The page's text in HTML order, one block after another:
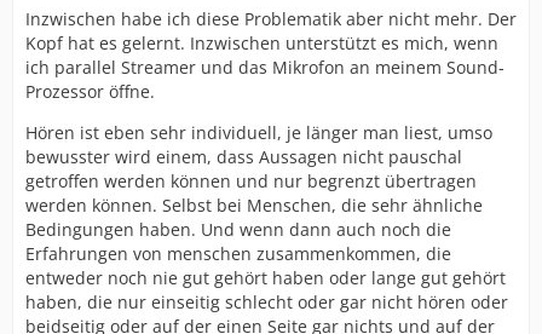
Inzwischen habe ich diese Problematik aber nicht mehr. Der
Kopf hat es gelernt. Inzwischen unterstützt es mich, wenn
ich parallel Streamer und das Mikrofon an meinem Sound-
Prozessor öffne.
Hören ist eben sehr individuell, je länger man liest, umso
bewusster wird einem, dass Aussagen nicht pauschal
getroffen werden können und nur begrenzt übertragen
werden können. Selbst bei Menschen, die sehr ähnliche
Bedingungen haben. Und wenn dann auch noch die
Erfahrungen von menschen zusammenkommen, die
entweder noch nie gut gehört haben oder lange gut gehört
haben, die nur einseitig schlecht oder gar nicht hören oder
beidseitig oder auf der einen Seite gar nichts und auf der